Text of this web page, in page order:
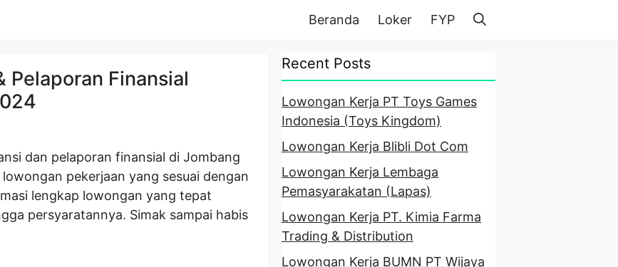
Beranda Loker FYP
Pelaporan Finansial
dan pelaporan finansial di Jombang
pekerjaan yang sesuai dengan
lengkap lowongan yang tepat
persyaratannya. Simak sampai habis
Recent Posts
Lowongan Kerja PT Toys Games
Indonesia (Toys Kingdom)
Lowongan Kerja Blibli Dot Com
Lowongan Kerja Lembaga
Pemasyarakatan (Lapas)
Lowongan Kerja PT. Kimia Farma
Trading & Distribution
Lowongan Kerja BUMN PT Wijaya